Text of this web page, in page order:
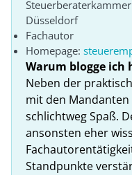
Düsseldorf
Fachautor
Homepage:
Warum blogge ich
Neben der
mit den
schlichtweg Spaß.
ansonsten eher
Standpunkte